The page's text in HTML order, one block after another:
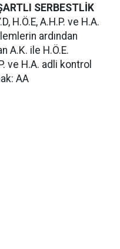
SERBESTLİK
H.Ö.E, A.H.P. ve H.A.
ardından
A.K. ile H.Ö.E.
ve H.A. adli kontrol
AA